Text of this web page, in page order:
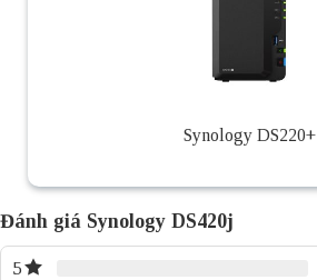
Synology DS220+
Đánh giá Synology DS420j
5